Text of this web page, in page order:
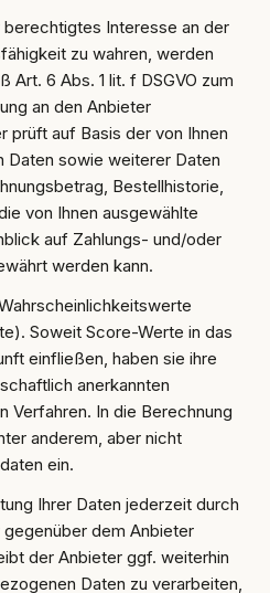
berechtigtes Interesse an der
zu wahren, werden
Art. 6 Abs. 1 lit. f DSGVO zum
an den Anbieter
prüft auf Basis der von Ihnen
Daten sowie weiterer Daten
Bestellhistorie,
von Ihnen ausgewählte
auf Zahlungs- und/oder
werden kann.
Soweit Score-Werte in das
einfließen, haben sie ihre
anerkannten
Verfahren. In die Berechnung
anderem, aber nicht
ein.
Ihrer Daten jederzeit durch
dem Anbieter
der Anbieter ggf. weiterhin
Daten zu verarbeiten,